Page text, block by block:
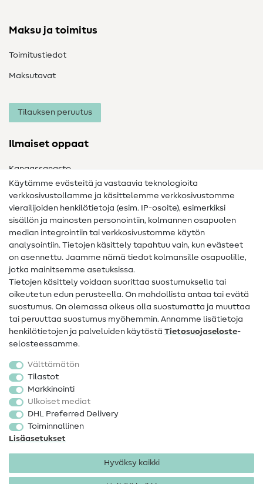
Maksu ja toimitus
Toimitustiedot
Maksutavat
Tilauksen peruutus
Ilmaiset oppaat
Kangassanasto
Ompelusanasto
Ompeluohjeet
Apua ja yhteystiedot
Yhteystiedot
Tietoa omistajanvaihdoksesta
Peruutusoikeus
Suosittu
Kankaat
Ompelutarvikkeet
Ale
Käytämme evästeitä ja vastaavia teknologioita
verkkosivustollamme ja käsittelemme verkkosivustomme
vierailijoiden henkilötietoja (esim. IP-osoite), esimerkiksi
sisällön ja mainosten personointiin, kolmannen osapuolen
median integrointiin tai verkkosivustomme käytön
analysointiin. Tietojen käsittely tapahtuu vain, kun evästeet
on asennettu. Jaamme nämä tiedot kolmansille osapuolille,
jotka mainitsemme asetuksissa.
Tietojen käsittely voidaan suorittaa suostumuksella tai
oikeutetun edun perusteella. On mahdollista antaa tai evätä
suostumus. On olemassa oikeus olla suostumatta ja muuttaa
tai peruuttaa suostumus myöhemmin. Annamme lisätietoja
henkilötietojen ja palveluiden käytöstä Tietosuojaseloste-
selosteessamme.
Välttämätön
Tilastot
Markkinointi
Ulkoiset mediat
DHL Preferred Delivery
Toiminnallinen
Lisäasetukset
Hyväksy kaikki